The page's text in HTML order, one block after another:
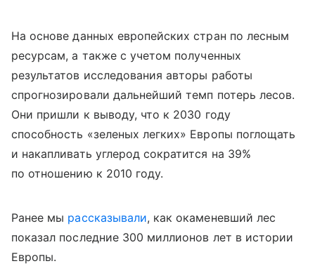
На основе данных европейских стран по лесным
ресурсам, а также с учетом полученных
результатов исследования авторы работы
спрогнозировали дальнейший темп потерь лесов.
Они пришли к выводу, что к 2030 году
способность «зеленых легких» Европы поглощать
и накапливать углерод сократится на 39%
по отношению к 2010 году.
Ранее мы рассказывали, как окаменевший лес
показал последние 300 миллионов лет в истории
Европы.